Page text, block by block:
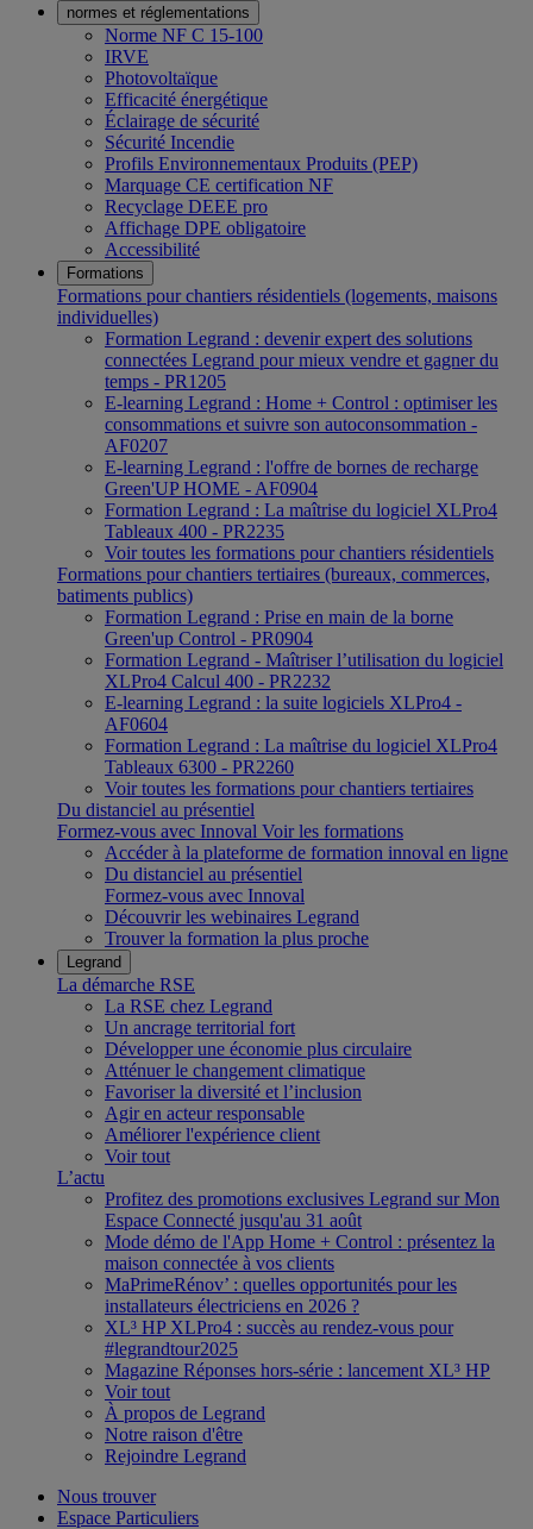
normes et réglementations
Norme NF C 15-100
IRVE
Photovoltaïque
Efficacité énergétique
Éclairage de sécurité
Sécurité Incendie
Profils Environnementaux Produits (PEP)
Marquage CE certification NF
Recyclage DEEE pro
Affichage DPE obligatoire
Accessibilité
Formations
Formations pour chantiers résidentiels (logements, maisons
individuelles)
Formation Legrand : devenir expert des solutions
connectées Legrand pour mieux vendre et gagner du
temps - PR1205
E-learning Legrand : Home + Control : optimiser les
consommations et suivre son autoconsommation -
AF0207
E-learning Legrand : l'offre de bornes de recharge
Green'UP HOME - AF0904
Formation Legrand : La maîtrise du logiciel XLPro4
Tableaux 400 - PR2235
Voir toutes les formations pour chantiers résidentiels
Formations pour chantiers tertiaires (bureaux, commerces,
batiments publics)
Formation Legrand : Prise en main de la borne
Green'up Control - PR0904
Formation Legrand - Maîtriser l’utilisation du logiciel
XLPro4 Calcul 400 - PR2232
E-learning Legrand : la suite logiciels XLPro4 -
AF0604
Formation Legrand : La maîtrise du logiciel XLPro4
Tableaux 6300 - PR2260
Voir toutes les formations pour chantiers tertiaires
Du distanciel au présentiel
Formez-vous avec Innoval Voir les formations
Accéder à la plateforme de formation innoval en ligne
Du distanciel au présentiel
Formez-vous avec Innoval
Découvrir les webinaires Legrand
Trouver la formation la plus proche
Legrand
La démarche RSE
La RSE chez Legrand
Un ancrage territorial fort
Développer une économie plus circulaire
Atténuer le changement climatique
Favoriser la diversité et l’inclusion
Agir en acteur responsable
Améliorer l'expérience client
Voir tout
L’actu
Profitez des promotions exclusives Legrand sur Mon
Espace Connecté jusqu'au 31 août
Mode démo de l'App Home + Control : présentez la
maison connectée à vos clients
MaPrimeRénov’ : quelles opportunités pour les
installateurs électriciens en 2026 ?
XL³ HP XLPro4 : succès au rendez-vous pour
#legrandtour2025
Magazine Réponses hors-série : lancement XL³ HP
Voir tout
À propos de Legrand
Notre raison d'être
Rejoindre Legrand
Nous trouver
Espace Particuliers